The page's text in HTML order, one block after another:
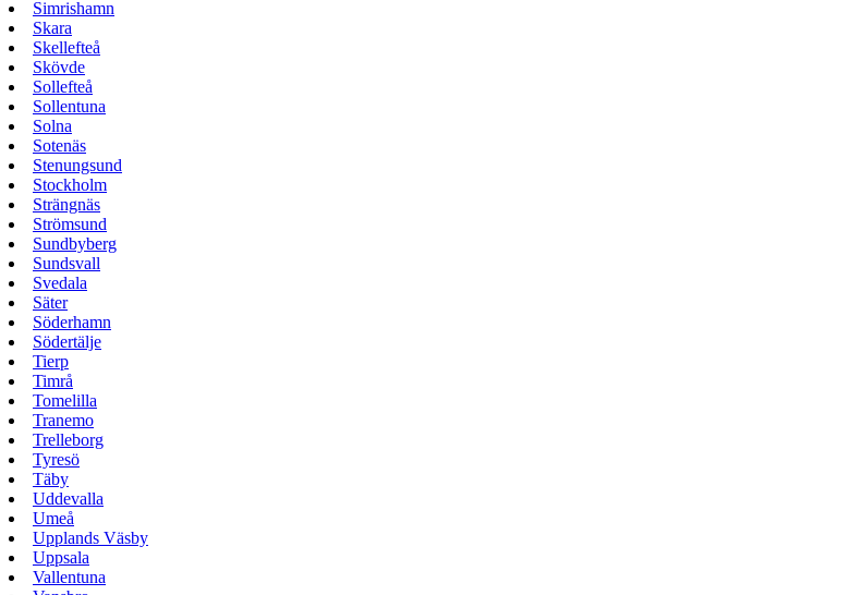
Simrishamn
Skara
Skellefteå
Skövde
Sollefteå
Sollentuna
Solna
Sotenäs
Stenungsund
Stockholm
Strängnäs
Strömsund
Sundbyberg
Sundsvall
Svedala
Säter
Söderhamn
Södertälje
Tierp
Timrå
Tomelilla
Tranemo
Trelleborg
Tyresö
Täby
Uddevalla
Umeå
Upplands Väsby
Uppsala
Vallentuna